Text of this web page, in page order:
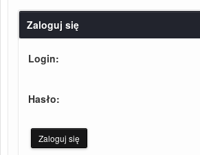
Zaloguj się
Login:
Hasło: